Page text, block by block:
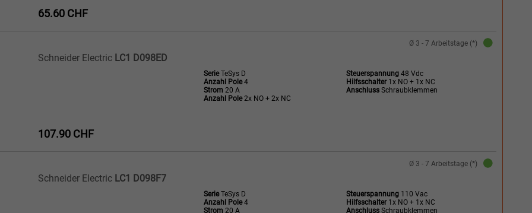
65.60 CHF
Ø 3 - 7 Arbeitstage (*)
Schneider Electric LC1 D098ED
SerieTeSys D
Anzahl Pole4
Strom 20 A
Anzahl Pole2x NO + 2x NC
Steuerspannung 48 Vdc
Hilfsschalter1x NO + 1x NC
Anschluss Schraubklemmen
107.90 CHF
Ø 3 - 7 Arbeitstage (*)
Schneider Electric LC1 D098F7
SerieTeSys D
Anzahl Pole4
Strom 20 A
Steuerspannung 110 Vac
Hilfsschalter1x NO + 1x NC
Anschluss Schraubklemmen